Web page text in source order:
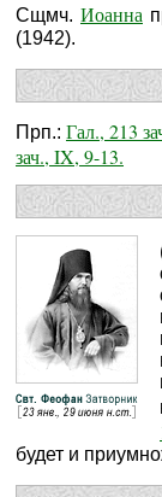
Сщмч. Иоанна
(1942).
Прп.: Гал., 213
зач., IX, 9-13.
будет и